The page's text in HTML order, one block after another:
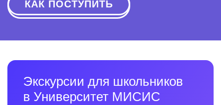
КАК ПОСТУПИТЬ
Экскурсии для школьников
в Университет МИСИС